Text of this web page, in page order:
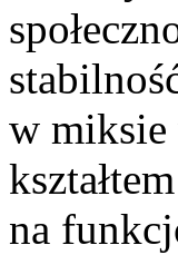
w miksie
na